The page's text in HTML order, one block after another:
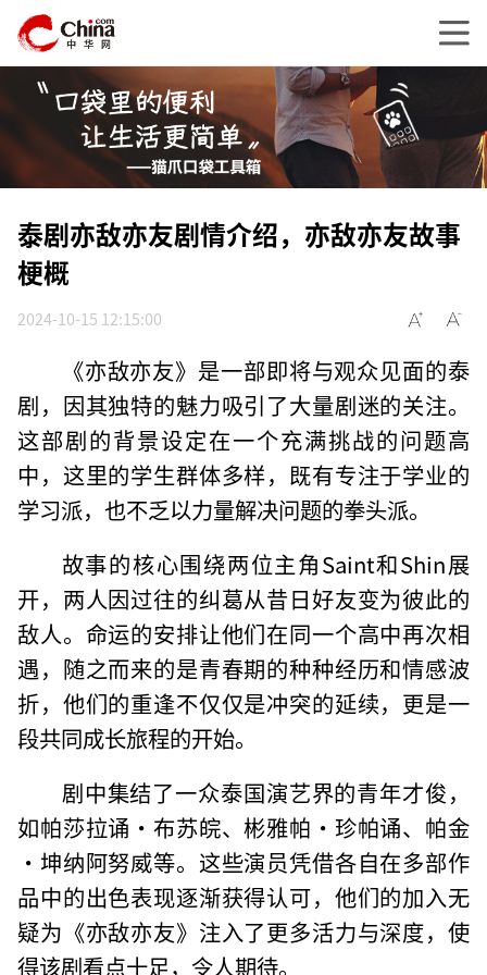
泰剧亦敌亦友剧情介绍，亦敌亦友故事
梗概
2024-10-15 12:15:00
《亦敌亦友》是一部即将与观众见面的泰
剧，因其独特的魅力吸引了大量剧迷的关注。
这部剧的背景设定在一个充满挑战的问题高
中，这里的学生群体多样，既有专注于学业的
学习派，也不乏以力量解决问题的拳头派。
故事的核心围绕两位主角Saint和Shin展
开，两人因过往的纠葛从昔日好友变为彼此的
敌人。命运的安排让他们在同一个高中再次相
遇，随之而来的是青春期的种种经历和情感波
折，他们的重逢不仅仅是冲突的延续，更是一
段共同成长旅程的开始。
剧中集结了一众泰国演艺界的青年才俊，
如帕莎拉诵·布苏皖、彬雅帕·珍帕诵、帕金
·坤纳阿努威等。这些演员凭借各自在多部作
品中的出色表现逐渐获得认可，他们的加入无
疑为《亦敌亦友》注入了更多活力与深度，使
得该剧看点十足，令人期待。